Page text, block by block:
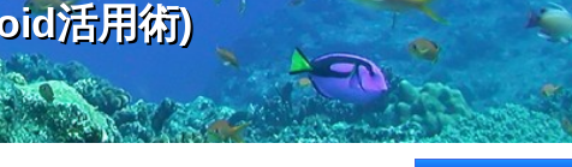
活用術